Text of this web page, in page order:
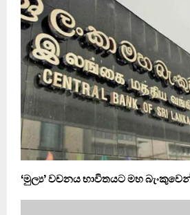
‘මුල්‍ය’ වචනය භාවිතයට මහ